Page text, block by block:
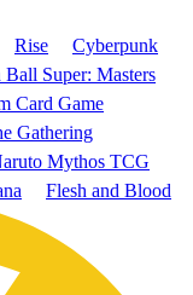
Rise
Cyberpunk
Ball Super: Masters
Card Game
Gathering
Mythos TCG
Flesh and Blood